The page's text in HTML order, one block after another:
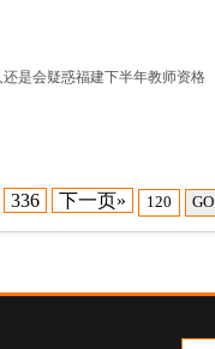
是会疑惑福建下半年教师资格
336 下一页» GO